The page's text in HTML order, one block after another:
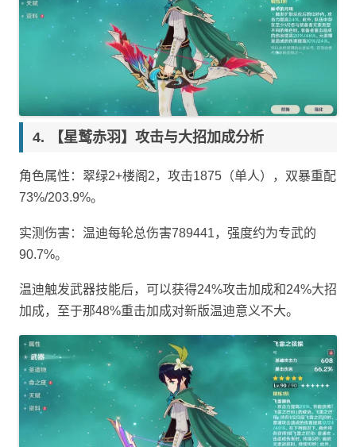
【星鹫赤羽】攻击与大招加成分析
角色属性：翠绿2+楼阁2，攻击1875（单人），双暴重配
73%/203.9%。
实测伤害：温迪每轮总伤害789441，强度约为专武的
90.7%。
温迪触发武器技能后，可以获得24%攻击加成和24%大招
加成，至于那48%重击加成对新版温迪意义不大。